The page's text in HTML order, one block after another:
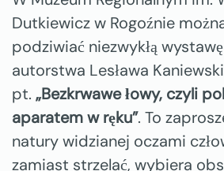
Dutkiewicz w Rogoźnie
podziwiać niezwykłą
autorstwa Lesława
pt. „Bezkrwawe łowy, czyli
aparatem w ręku”. To
natury widzianej oczami
zamiast strzelać, wybiera